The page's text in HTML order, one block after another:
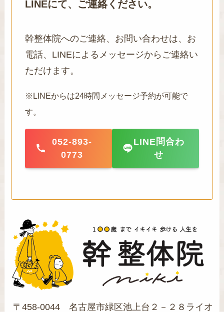
LINEにて、ご連絡ください。
幹整体院へのご連絡、お問い合わせは、お
電話、LINEによるメッセージからご連絡い
ただけます。
※LINEからは24時間メッセージ予約が可能で
す。
052-893-
0773
LINE問合わ
せ
〒458-0044 名古屋市緑区池上台２－２８ライオ